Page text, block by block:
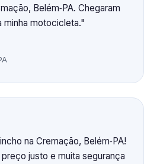
Belém‑PA. Chegaram
minha motocicleta.
na Cremação, Belém‑PA!
justo e muita segurança